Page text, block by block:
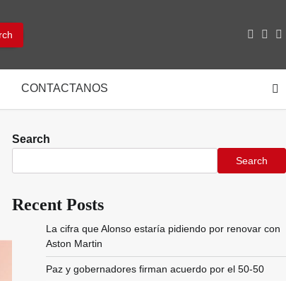
CONTACTANOS
Search
Search
Recent Posts
La cifra que Alonso estaría pidiendo por renovar con
Aston Martin
Paz y gobernadores firman acuerdo por el 50-50